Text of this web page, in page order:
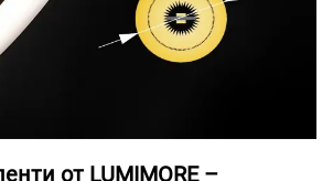
от LUMIMORE –